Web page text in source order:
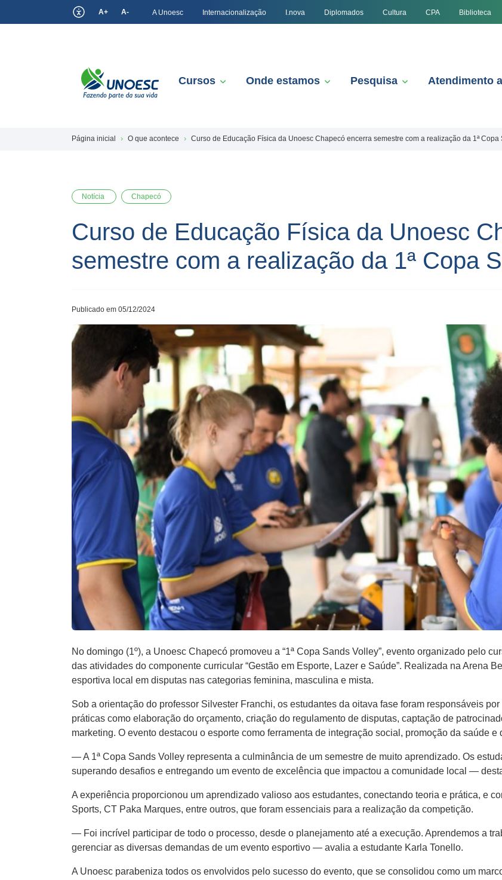
A+ A- A Unoesc Internacionalização I.nova Diplomados Cultura CPA Biblioteca
Cursos Onde estamos Pesquisa Atendimento
Página inicial O que acontece Curso de Educação Física da Unoesc Chapecó encerra semestre com a realização da 1ª Copa
Notícia Chapecó
Curso de Educação Física da Unoesc
semestre com a realização da 1ª Copa
Publicado em 05/12/2024
No domingo (1º), a Unoesc Chapecó promoveu a “1ª Copa Sands Volley”, evento organizado pelo
das atividades do componente curricular “Gestão em Esporte, Lazer e Saúde”. Realizada na Arena
esportiva local em disputas nas categorias feminina, masculina e mista.
Sob a orientação do professor Silvester Franchi, os estudantes da oitava fase foram responsáveis
práticas como elaboração do orçamento, criação do regulamento de disputas, captação de
marketing. O evento destacou o esporte como ferramenta de integração social, promoção da saúde e
— A 1ª Copa Sands Volley representa a culminância de um semestre de muito aprendizado. Os
superando desafios e entregando um evento de excelência que impactou a comunidade local —
A experiência proporcionou um aprendizado valioso aos estudantes, conectando teoria e prática, e
Sports, CT Paka Marques, entre outros, que foram essenciais para a realização da competição.
— Foi incrível participar de todo o processo, desde o planejamento até a execução. Aprendemos a
gerenciar as diversas demandas de um evento esportivo — avalia a estudante Karla Tonello.
A Unoesc parabeniza todos os envolvidos pelo sucesso do evento, que se consolidou como um